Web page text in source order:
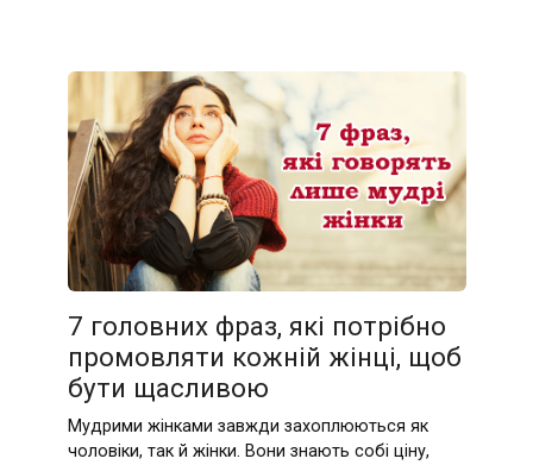
7 головних фраз, які потрібно
промовляти кожній жінці, щоб
бути щасливою
Мудрими жінками завжди захоплюються як
чоловіки, так й жінки. Вони знають собі ціну,